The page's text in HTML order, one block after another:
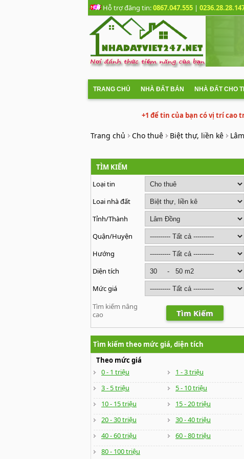
Hỗ trợ đăng tin:0867.047.555 |
TRANG CHỦ NHÀ ĐẤT BÁN NHÀ ĐẤT CHO
+1 để tin của bạn có vị trí cao
Trang chủ Cho thuê Biệt thự, liền kê
TÌM KIẾM
Loại tin
Loai nhà đất
Tỉnh/Thành
Quận/Huyện
Hướng
Diện tích
Mức giá
Tìm kiếm nâng
cao
Tìm Kiếm
Tìm kiếm theo mức giá, diện tích
Theo mức giá
0 - 1 triệu
1 - 3 triệu
3 - 5 triệu
5 - 10 triệu
10 - 15 triệu
15 - 20 triệu
20 - 30 triệu
30 - 40 triệu
40 - 60 triệu
60 - 80 triệu
80 - 100 triệu